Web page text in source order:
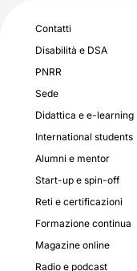
Contatti
Disabilità e DSA
PNRR
Sede
Didattica e e-learning
International students
Alumni e mentor
Start-up e spin-off
Reti e certificazioni
Formazione continua
Magazine online
Radio e podcast